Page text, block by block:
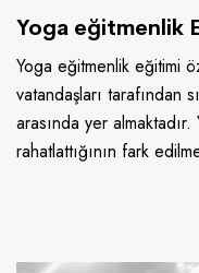
Yoga eğitmenlik
Yoga eğitmenlik eğitimi
vatandaşları tarafından
arasında yer
rahatlattığının fark